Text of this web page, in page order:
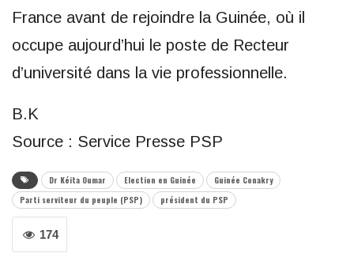
France avant de rejoindre la Guinée, où il
occupe aujourd’hui le poste de Recteur
d’université dans la vie professionnelle.
B.K
Source : Service Presse PSP
Dr Kéita Oumar Election en Guinée
Guinée Conakry
Parti serviteur du peuple (PSP)
président du PSP
174